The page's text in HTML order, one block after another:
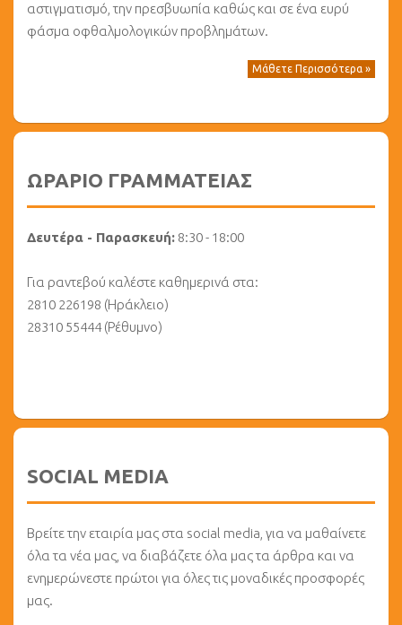
αστιγματισμό, την πρεσβυωπία καθώς και σε ένα ευρύ
φάσμα οφθαλμολογικών προβλημάτων.
Μάθετε Περισσότερα »
ΩΡΑΡΙΟ ΓΡΑΜΜΑΤΕΙΑΣ
Δευτέρα - Παρασκευή: 8:30 - 18:00
Για ραντεβού καλέστε καθημερινά στα:
2810 226198 (Ηράκλειο)
28310 55444 (Ρέθυμνο)
SOCIAL MEDIA
Βρείτε την εταιρία μας στα social media, για να μαθαίνετε
όλα τα νέα μας, να διαβάζετε όλα μας τα άρθρα και να
ενημερώνεστε πρώτοι για όλες τις μοναδικές προσφορές
μας.